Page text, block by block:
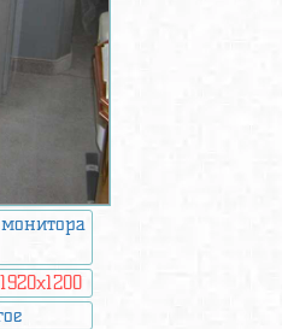
1920x1200